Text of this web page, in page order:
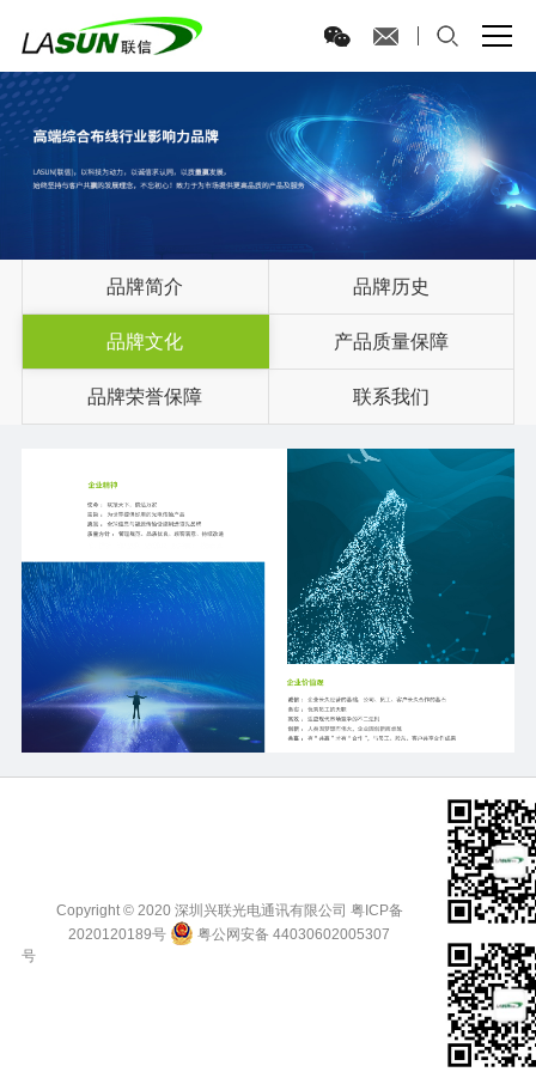
品牌简介 品牌历史
品牌文化 产品质量保障
品牌荣誉保障 联系我们
Copyright © 2020 深圳兴联光电通讯有限公司 粤ICP备
2020120189号
粤公网安备 44030602005307
号